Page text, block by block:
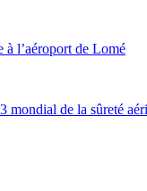
à l’aéroport de Lomé
mondial de la sûreté